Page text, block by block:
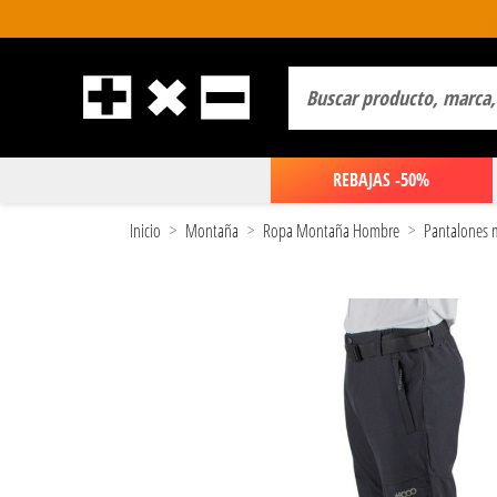
REBAJAS -50%
Inicio Montaña Ropa Montaña Hombre Pantalones